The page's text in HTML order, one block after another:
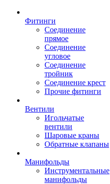
Фитинги
Соединение
прямое
Соединение
угловое
Соединение
тройник
Соединение крест
Прочие фитинги
Вентили
Игольчатые
вентили
Шаровые краны
Обратные клапаны
Манифольды
Инструментальные
манифольды